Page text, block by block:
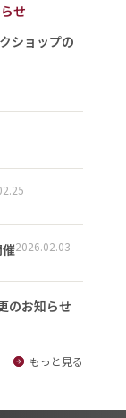
せ
ショップの
2026.02.03
のお知らせ
もっと見る